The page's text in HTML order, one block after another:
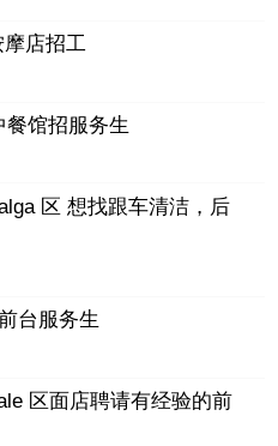
店招工
餐馆招服务生
区 想找跟车清洁，后
台服务生
区面店聘请有经验的前